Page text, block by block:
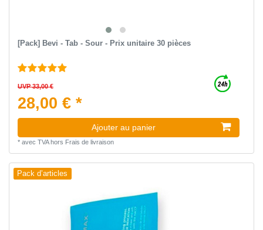
[Pack] Bevi - Tab - Sour - Prix unitaire 30 pièces
UVP 33,00 €
28,00 € *
Ajouter au panier
* avec TVAhors Frais de livraison
Pack d’articles